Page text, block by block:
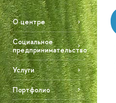
О центре
Социальное
предпринимательство
Услуги
Портфолио